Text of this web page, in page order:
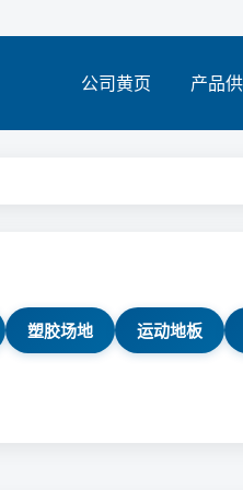
公司黄页 产品
塑胶场地 运动地板